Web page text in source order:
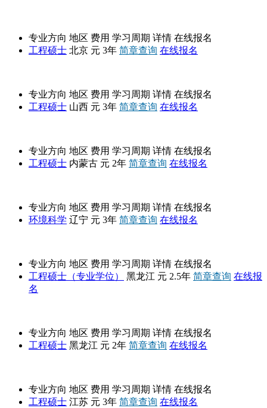
专业方向 地区 费用 学习周期 详情 在线报名
工程硕士 北京 元 3年 简章查询 在线报名
专业方向 地区 费用 学习周期 详情 在线报名
工程硕士 山西 元 3年 简章查询 在线报名
专业方向 地区 费用 学习周期 详情 在线报名
工程硕士 内蒙古 元 2年 简章查询 在线报名
专业方向 地区 费用 学习周期 详情 在线报名
环境科学 辽宁 元 3年 简章查询 在线报名
专业方向 地区 费用 学习周期 详情 在线报名
工程硕士（专业学位）
黑龙江 元 2.5年 简章查询 在线报
名
专业方向 地区 费用 学习周期 详情 在线报名
工程硕士 黑龙江 元 2年 简章查询 在线报名
专业方向 地区 费用 学习周期 详情 在线报名
工程硕士 江苏 元 3年 简章查询 在线报名